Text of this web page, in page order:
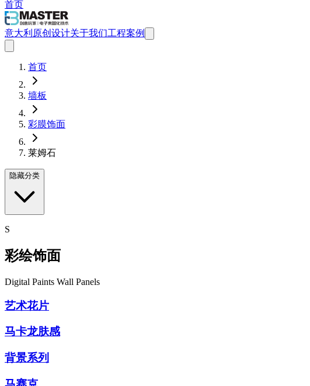
首页
意大利原创设计关于我们工程案例
首页
墙板
彩膜饰面
莱姆石
隐藏分类
S
彩绘饰面
Digital Paints Wall Panels
艺术花片
马卡龙肤感
背景系列